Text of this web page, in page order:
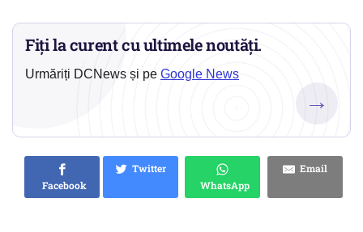
Fiți la curent cu ultimele noutăți.
Urmăriți DCNews și pe Google News
→
Facebook
Twitter
WhatsApp
Email